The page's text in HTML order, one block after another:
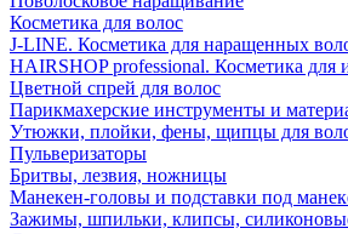
Косметика для волос
J-LINE. Косметика для наращенных
HAIRSHOP professional. Косметика для
Цветной спрей для волос
Парикмахерские инструменты и
Утюжки, плойки, фены, щипцы для
Пульверизаторы
Бритвы, лезвия, ножницы
Манекен-головы и подставки под
Зажимы, шпильки, клипсы,